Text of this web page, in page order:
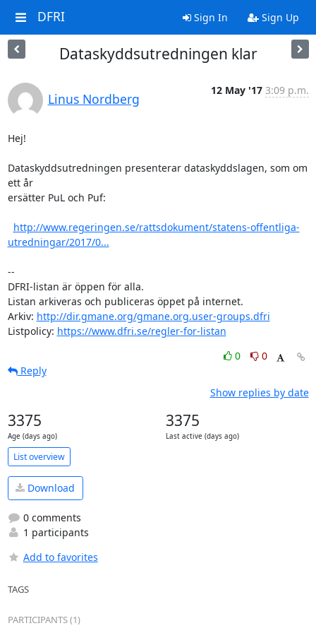
DFRI Sign In Sign Up
Dataskyddsutredningen klar
Linus Nordberg
12 May '17 3:09 p.m.
Hej!
Dataskyddsutredningen presenterar dataskyddslagen, som om
ett år
ersätter PuL och Puf:
http://www.regeringen.se/rattsdokument/statens-offentliga-
utredningar/2017/0...
--
DFRI-listan är öppen för alla.
Listan arkiveras och publiceras öppet på internet.
Arkiv: http://dir.gmane.org/gmane.org.user-groups.dfri
Listpolicy: https://www.dfri.se/regler-for-listan
0
0
Reply
Show replies by date
3375
Age (days ago)
3375
Last active (days ago)
List overview
Download
0 comments
1 participants
Add to favorites
TAGS
PARTICIPANTS (1)